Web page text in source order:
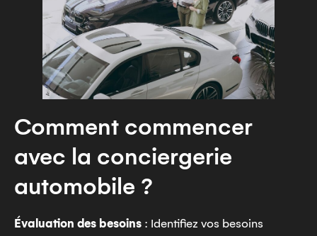
Comment commencer
avec la conciergerie
automobile ?
Évaluation des besoins : Identifiez vos besoins